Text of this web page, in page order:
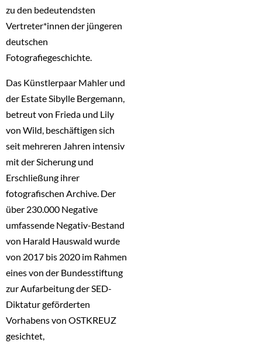
zu den bedeutendsten
Vertreter*innen der jüngeren
deutschen
Fotografiegeschichte.
Das Künstlerpaar Mahler und
der Estate Sibylle Bergemann,
betreut von Frieda und Lily
von Wild, beschäftigen sich
seit mehreren Jahren intensiv
mit der Sicherung und
Erschließung ihrer
fotografischen Archive. Der
über 230.000 Negative
umfassende Negativ-Bestand
von Harald Hauswald wurde
von 2017 bis 2020 im Rahmen
eines von der Bundesstiftung
zur Aufarbeitung der SED-
Diktatur geförderten
Vorhabens von OSTKREUZ
gesichtet,